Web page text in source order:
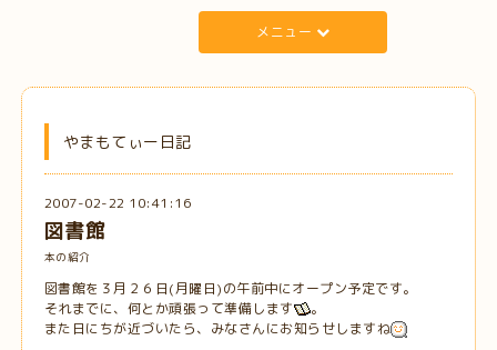
メニュー
やまもてぃー日記
2007-02-22 10:41:16
図書館
本の紹介
図書館を３月２６日(月曜日)の午前中にオープン予定です。
それまでに、何とか頑張って準備します
。
また日にちが近づいたら、みなさんにお知らせしますね